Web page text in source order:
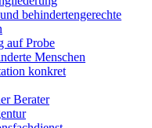
behindertengerechte
auf Probe
Menschen
konkret
Berater